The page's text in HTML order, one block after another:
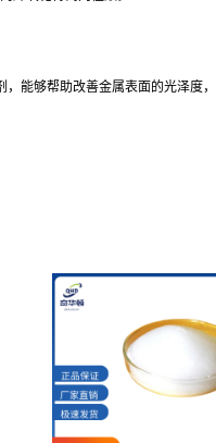
能够帮助改善金属表面的光泽